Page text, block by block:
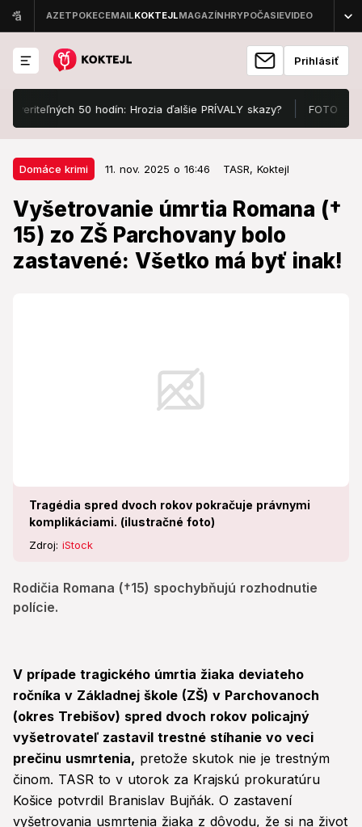
Prihlásiť
50 hodín: Hrozia ďalšie PRÍVALY skazy? FOTO
Domáce krimi 11. nov. 2025 o 16:46 TASR, Koktejl
Vyšetrovanie úmrtia Romana (†
15) zo ZŠ Parchovany bolo
zastavené: Všetko má byť inak!
Tragédia spred dvoch rokov pokračuje právnymi
komplikáciami. (ilustračné foto)
Zdroj: iStock
Rodičia Romana (†15) spochybňujú rozhodnutie
polície.
Domáce krimi 11. nov. 2025 o 16:46
Vyšetrovanie úmrtia Romana (†
15) zo ZŠ Parchovany bolo
zastavené: Všetko má byť inak!
V prípade tragického úmrtia žiaka deviateho
ročníka v Základnej škole (ZŠ) v Parchovanoch
(okres Trebišov) spred dvoch rokov policajný
vyšetrovateľ zastavil trestné stíhanie vo veci
prečinu usmrtenia, pretože skutok nie je trestným
činom. TASR to v utorok za Krajskú prokuratúru
Košice potvrdil Branislav Bujňák. O zastavení
vyšetrovania usmrtenia žiaka z dôvodu, že si na život